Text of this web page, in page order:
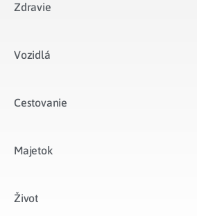
Zdravie
Vozidlá​
Cestovanie
Majetok​
Život​